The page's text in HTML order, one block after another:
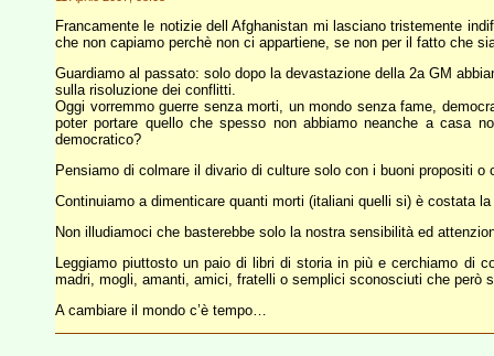
Francamente le notizie dell Afghanistan mi lasciano tristemente
che non capiamo perchè non ci appartiene, se non per il fatto che
Guardiamo al passato: solo dopo la devastazione della 2a GM
sulla risoluzione dei conflitti.
Oggi vorremmo guerre senza morti, un mondo senza fame,
poter portare quello che spesso non abbiamo neanche a casa
democratico?
Pensiamo di colmare il divario di culture solo con i buoni propositi o
Continuiamo a dimenticare quanti morti (italiani quelli si) è costata
Non illudiamoci che basterebbe solo la nostra sensibilità ed
Leggiamo piuttosto un paio di libri di storia in più e cerchiamo di
madri, mogli, amanti, amici, fratelli o semplici sconosciuti che però
A cambiare il mondo c’è tempo…